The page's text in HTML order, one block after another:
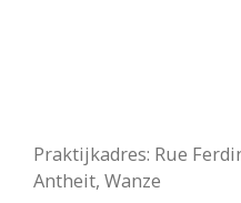
Praktijkadres: Rue
Antheit, Wanze